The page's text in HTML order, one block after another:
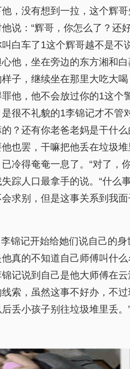
，没有想到一拉，这个辉
说：“辉哥，你怎么了？还
白车了1这个辉哥越不是不
他，坐在旁边的东方湘和
子，继续坐在那里大吃大
他，他不会放过你的1这个
很不礼貌的1李锦记才不管
？还有你老爸老妈是干什
也罢，干嘛把他丢在垃圾
冷得奄奄一息了。“对了，
踪人口最拿手的说。“什么
求别，但是这事关系到我
锦记开始给她们说自己的
真的不知道自己师傅叫什
记说到自己是他大师傅在
索，虽然这事不好办，不
丢小孩子别往垃圾堆里丢